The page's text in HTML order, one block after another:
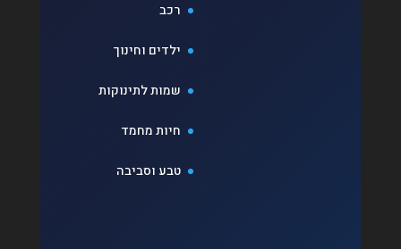
רכב
ילדים וחינוך
שמות לתינוקות
חיות מחמד
טבע וסביבה